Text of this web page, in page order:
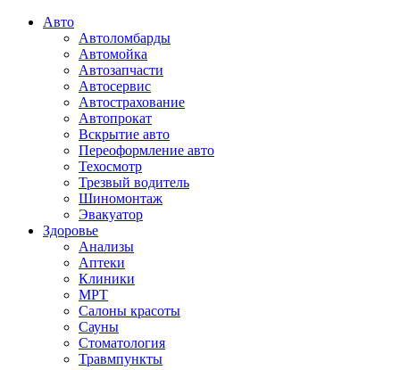
Авто
Автоломбарды
Автомойка
Автозапчасти
Автосервис
Автострахование
Автопрокат
Вскрытие авто
Переоформление авто
Техосмотр
Трезвый водитель
Шиномонтаж
Эвакуатор
Здоровье
Анализы
Аптеки
Клиники
МРТ
Салоны красоты
Сауны
Стоматология
Травмпункты